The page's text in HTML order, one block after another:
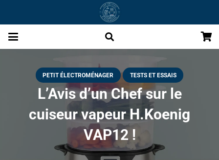
PETIT ÉLECTROMÉNAGER TESTS ET ESSAIS
L’Avis d’un Chef sur le
cuiseur vapeur H.Koenig
VAP12 !